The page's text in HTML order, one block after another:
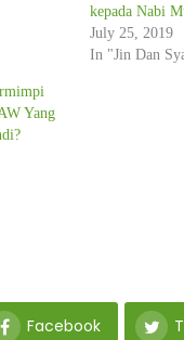
kepada Nabi
July 25, 2019
In "Jin Dan
Yang
Facebook